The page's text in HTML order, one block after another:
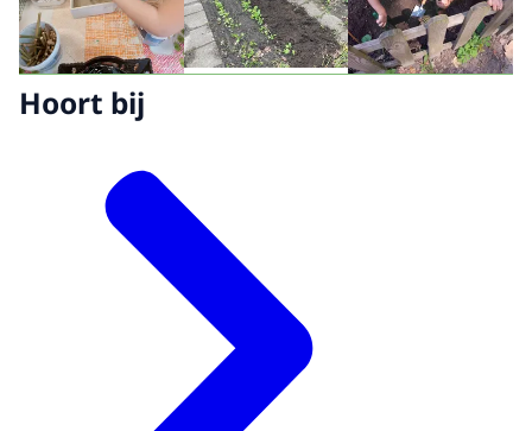
Hoort bij